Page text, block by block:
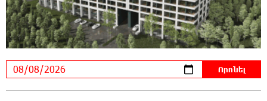
13:16:00 8-08-2026
Երկուսը մեկում. Բրիտանացի ֆերմերները
համատեղում են արևային վահանակները
ոչխարների հետ մեկ դաշտում, և դա աշխատում է